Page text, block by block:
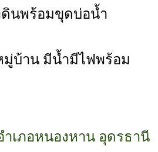
นพร้อมขุดบ่อน้ำ
บ้าน มีน้ำมีไฟพร้อม
ำเภอหนองหาน อุดรธานี